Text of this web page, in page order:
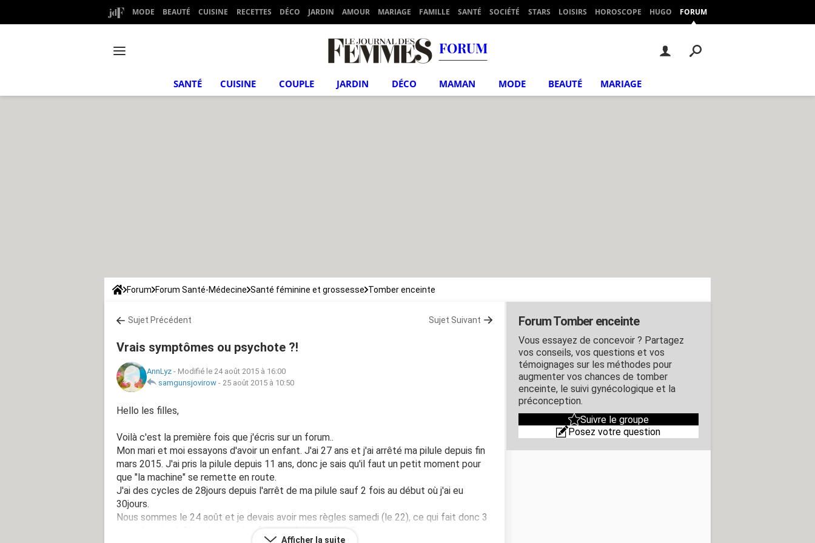
MODE BEAUTÉ CUISINE RECETTES DÉCO JARDIN AMOUR MARIAGE FAMILLE SANTÉ SOCIÉTÉ STARS LOISIRS HOROSCOPE HUGO FORUM
FORUM
SANTÉ CUISINE COUPLE JARDIN DÉCO MAMAN MODE BEAUTÉ MARIAGE
Forum Forum Santé-Médecine Santé féminine et grossesse Tomber enceinte
Sujet Précédent Sujet Suivant
Vrais symptômes ou psychote ?!
AnnLyz - Modifié le 24 août 2015 à 16:00
samgunsjovirow - 25 août 2015 à 10:50
Hello les filles,
Voilà c'est la première fois que j'écris sur un forum..
Mon mari et moi essayons d'avoir un enfant. J'ai 27 ans et j'ai arrêté ma pilule depuis fin
mars 2015. J'ai pris la pilule depuis 11 ans, donc je sais qu'il faut un petit moment pour
que "la machine" se remette en route.
J'ai des cycles de 28jours depuis l'arrêt de ma pilule sauf 2 fois au début où j'ai eu
30jours.
Nous sommes le 24 août et je devais avoir mes règles samedi (le 22), ce qui fait donc 3
jours de retard. C'est la première fois que j'ai ce retard. Depuis ce matin je suis
Afficher la suite
Forum Tomber enceinte
Vous essayez de concevoir ? Partagez
vos conseils, vos questions et vos
témoignages sur les méthodes pour
augmenter vos chances de tomber
enceinte, le suivi gynécologique et la
préconception.
Suivre le groupe
Posez votre question